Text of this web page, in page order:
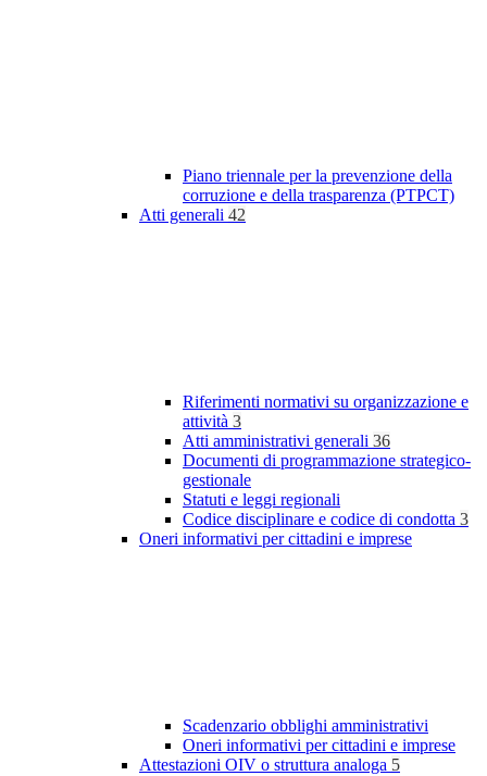
Piano triennale per la prevenzione della
corruzione e della trasparenza (PTPCT)
Atti generali 42
Riferimenti normativi su organizzazione e
attività 3
Atti amministrativi generali 36
Documenti di programmazione strategico-
gestionale
Statuti e leggi regionali
Codice disciplinare e codice di condotta 3
Oneri informativi per cittadini e imprese
Scadenzario obblighi amministrativi
Oneri informativi per cittadini e imprese
Attestazioni OIV o struttura analoga 5